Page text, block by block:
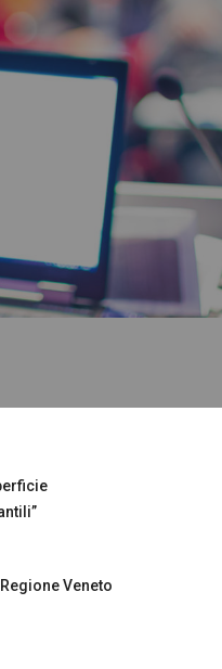
Veneto